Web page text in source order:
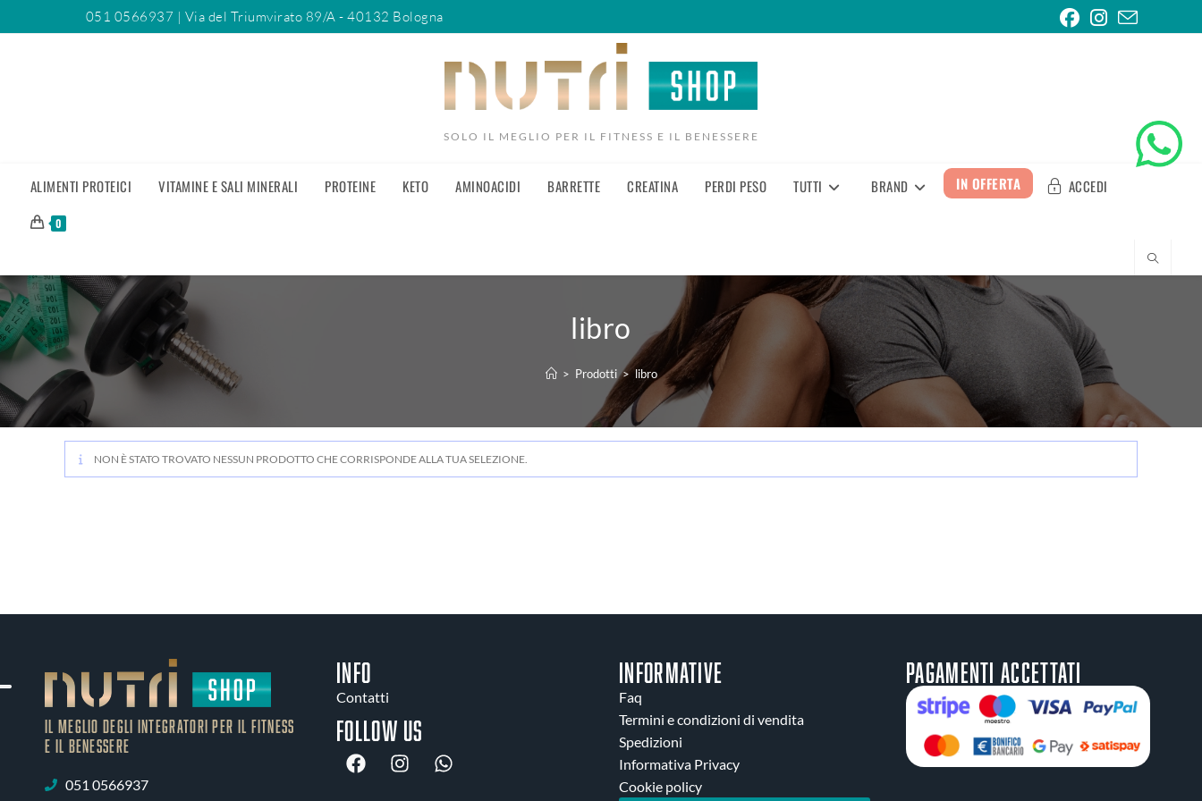
051 0566937 | Via del Triumvirato 89/A - 40132 Bologna
SOLO IL MEGLIO PER IL FITNESS E IL BENESSERE
ALIMENTI PROTEICI VITAMINE E SALI MINERALI PROTEINE KETO AMINOACIDI BARRETTE CREATINA PERDI PESO TUTTI BRAND IN OFFERTA ACCEDI
0
libro
> Prodotti > libro
NON È STATO TROVATO NESSUN PRODOTTO CHE CORRISPONDE ALLA TUA SELEZIONE.
IL MEGLIO DEGLI Integratori PER IL FITNESS
E IL BENESSERE
051 0566937
INFO
Contatti
Follow us
INFORMATIVE
Faq
Termini e condizioni di vendita
Spedizioni
Informativa Privacy
Cookie policy
Pagamenti accettati